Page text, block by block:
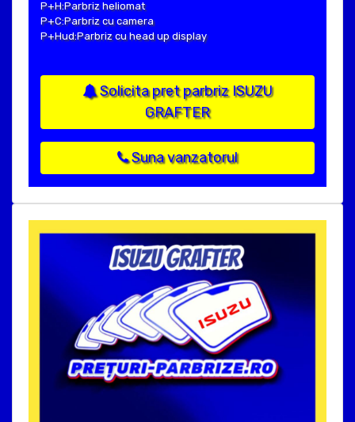
P+H:Parbriz heliomat
P+C:Parbriz cu camera
P+Hud:Parbriz cu head up display
Solicita pret parbriz ISUZU
GRAFTER
Suna vanzatorul